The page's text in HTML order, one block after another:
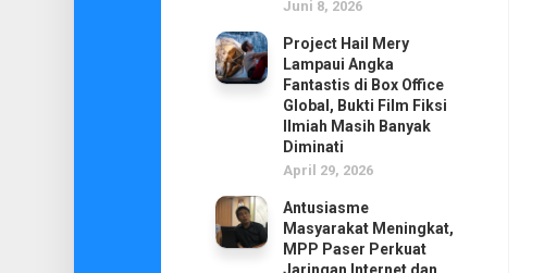
Juni 8, 2026
Project Hail Mery
Lampaui Angka
Fantastis di Box Office
Global, Bukti Film Fiksi
Ilmiah Masih Banyak
Diminati
April 29, 2026
Antusiasme
Masyarakat Meningkat,
MPP Paser Perkuat
Jaringan Internet dan